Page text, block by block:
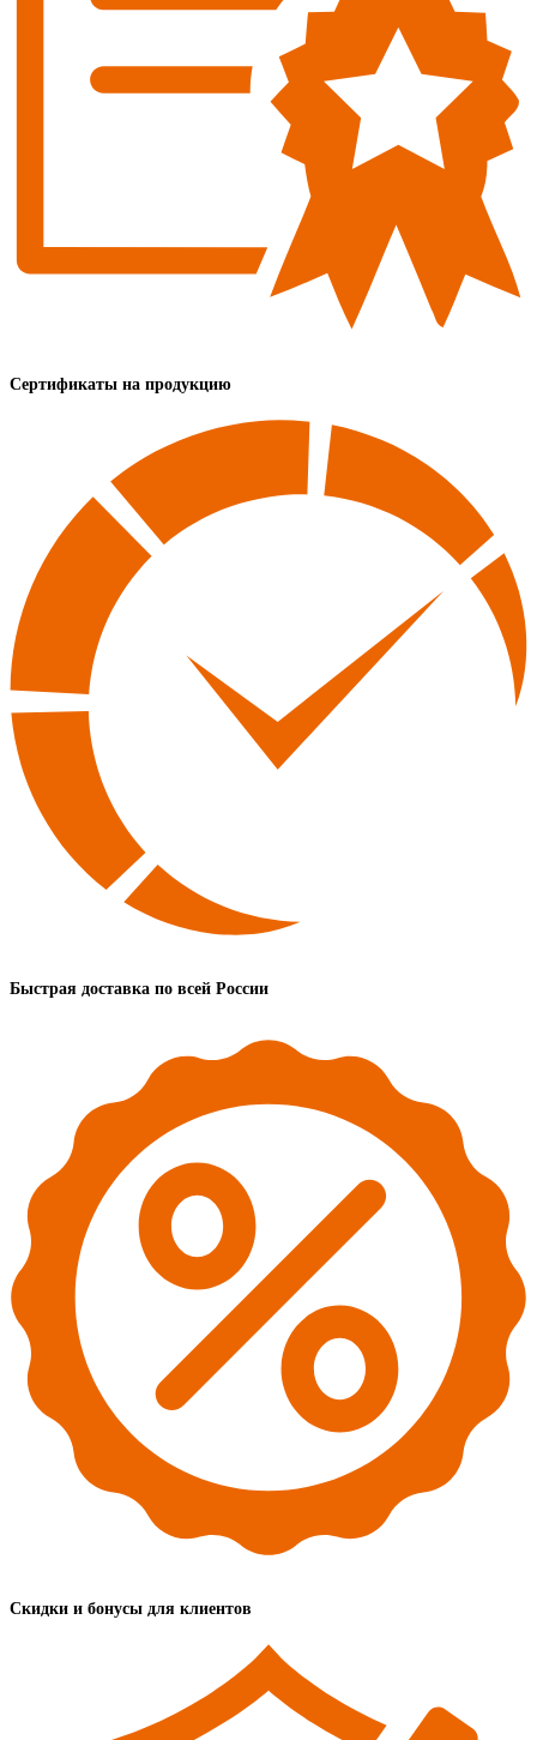
Сертификаты на продукцию
Быстрая доставка по всей России
Скидки и бонусы для клиентов